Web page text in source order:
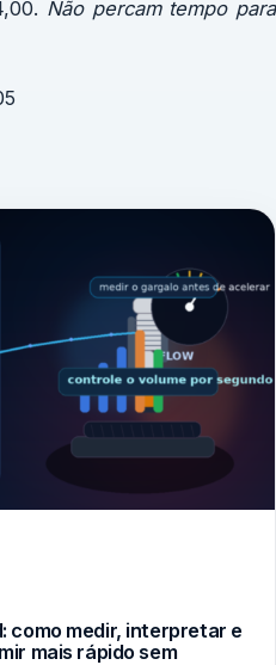
Não percam tempo para
como medir, interpretar e
mais rápido sem